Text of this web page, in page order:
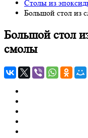
Столы из
Большой стол из
Большой стол
смолы